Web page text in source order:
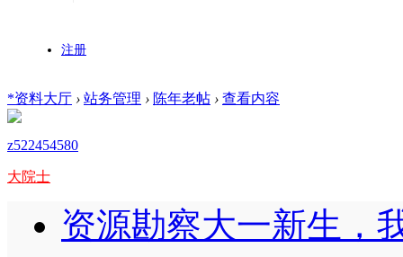
注册
*资料大厅 › 站务管理 › 陈年老帖 › 查看内容
z522454580
大院士
资源勘察大一新生，